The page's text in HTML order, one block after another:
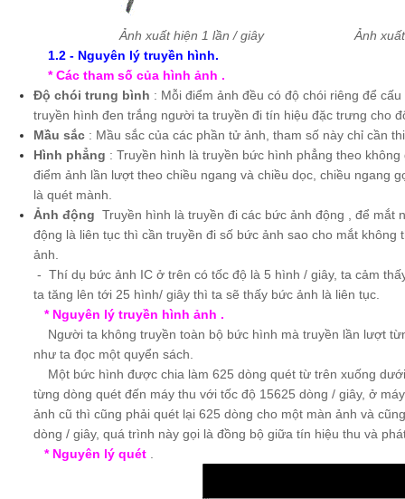
Ảnh xuất hiện 1 lần / giây Ảnh xuất
1.2 - Nguyên lý truyền hình.
* Các tham số của hình ảnh .
Độ chói trung bình : Mỗi điểm ảnh đều có độ chói riêng để
truyền hình đen trắng người ta truyền đi tín hiệu đặc trưng cho
Mầu sắc : Mầu sắc của các phần tử ảnh, tham số này chỉ cần
Hình phẳng : Truyền hình là truyền bức hình phẳng theo
điểm ảnh lần lượt theo chiều ngang và chiều dọc, chiều ngang
là quét mành.
Ảnh động Truyền hình là truyền đi các bức ảnh động , để mắt
động là liên tục thì cần truyền đi số bức ảnh sao cho mắt
ảnh.
- Thí dụ bức ảnh IC ở trên có tốc độ là 5 hình / giây, ta cảm
ta tăng lên tới 25 hình/ giây thì ta sẽ thấy bức ảnh là liên tục.
* Nguyên lý truyền hình ảnh .
Người ta không truyền toàn bộ bức hình mà truyền lần lượt
như ta đọc một quyển sách.
Một bức hình được chia làm 625 dòng quét từ trên xuống
từng dòng quét đến máy thu với tốc độ 15625 dòng / giây, ở
ảnh cũ thì cũng phải quét lại 625 dòng cho một màn ảnh và
dòng / giây, quá trình này gọi là đồng bộ giữa tín hiệu thu và
* Nguyên lý quét .